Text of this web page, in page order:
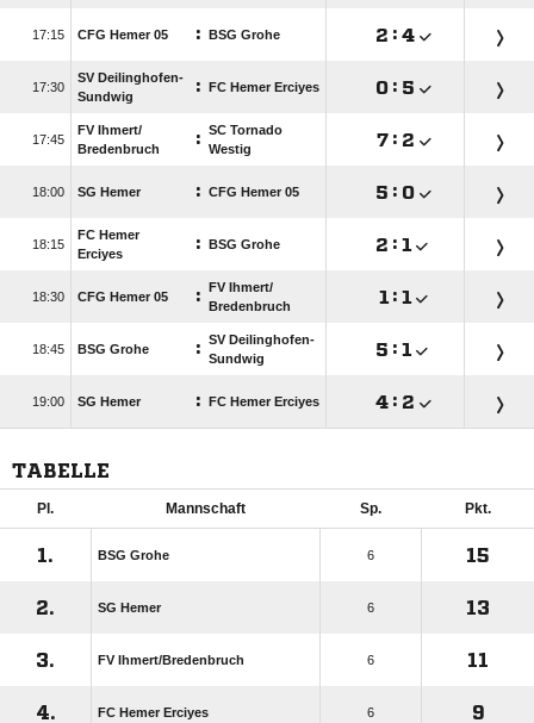
 CFG Hemer 05 : BSG Grohe  : 

SV Deilinghofen-
Sundwig
: FC Hemer Erciyes  : 

FV Ihmert/​
Bredenbruch
: SC Tornado
Westig
 : 
 SG Hemer : CFG Hemer 05  : 

FC Hemer
Erciyes
: BSG Grohe  : 
 CFG Hemer 05 : FV Ihmert/​
Bredenbruch
 : 
 BSG Grohe : SV Deilinghofen-
Sundwig
 : 
 SG Hemer : FC Hemer Erciyes  : 
TABELLE
Pl. Mannschaft Sp. Pkt.
1. BSG Grohe 6 15
2. SG Hemer 6 13
3. FV Ihmert/​Bredenbruch 6 11
4. FC Hemer Erciyes 6 9